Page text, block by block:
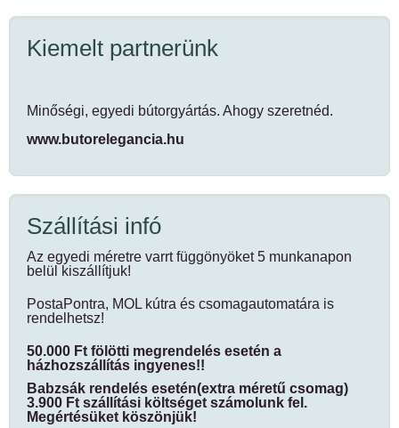
Kiemelt partnerünk
Minőségi, egyedi bútorgyártás. Ahogy szeretnéd.
www.butorelegancia.hu
Szállítási infó
Az egyedi méretre varrt függönyöket 5 munkanapon
belül kiszállítjuk!
PostaPontra, MOL kútra és csomagautomatára is
rendelhetsz!
50.000 Ft fölötti megrendelés esetén a
házhozszállítás ingyenes!!
Babzsák rendelés esetén(extra méretű csomag)
3.900 Ft szállítási költséget számolunk fel.
Megértésüket köszönjük!